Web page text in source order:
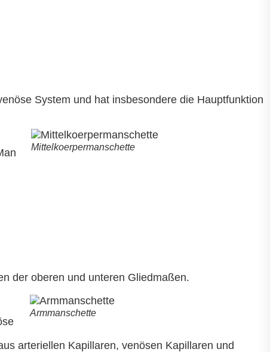
System und hat insbesondere die Hauptfunktion
Mittelkoerpermanschette
der oberen und unteren Gliedmaßen.
Armmanschette
arteriellen Kapillaren, venösen Kapillaren und